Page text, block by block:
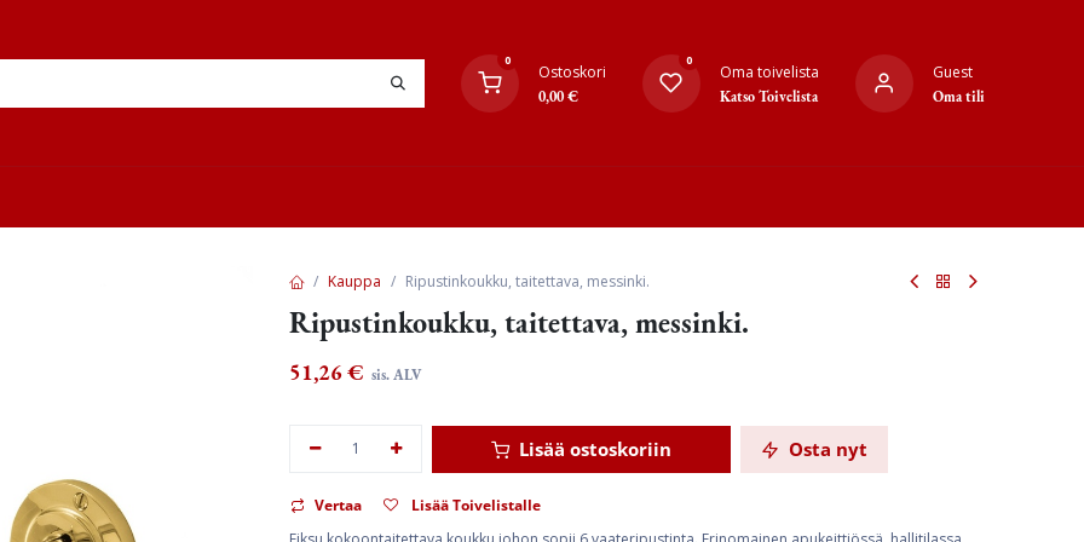
0
Ostoskori
0,00€
0
Oma toivelista
Katso Toivelista
Guest
Oma tili
Kauppa Ripustinkoukku, taitettava, messinki.
Ripustinkoukku, taitettava, messinki.
51,26€ sis. ALV
Lisää ostoskoriin Osta nyt
Vertaa
Lisää Toivelistalle